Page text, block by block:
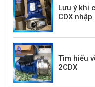
Lưu ý khi
CDX nhập
Tìm hiểu
2CDX